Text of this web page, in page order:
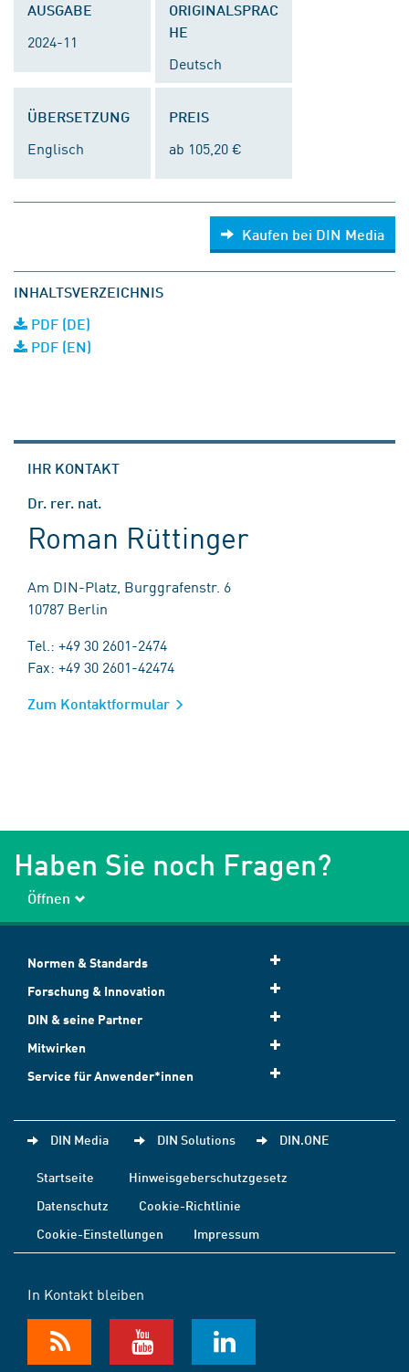
AUSGABE
2024-11
ORIGINALSPRAC
HE
Deutsch
ÜBERSETZUNG
Englisch
PREIS
ab 105,20 €
Kaufen bei DIN Media
INHALTSVERZEICHNIS
PDF (DE)
PDF (EN)
IHR KONTAKT
Dr. rer. nat.
Roman Rüttinger
Am DIN-Platz, Burggrafenstr. 6
10787 Berlin
Tel.: +49 30 2601-2474
Fax: +49 30 2601-42474
Zum Kontaktformular
Haben Sie noch Fragen?
Öffnen
Normen & Standards
Forschung & Innovation
DIN & seine Partner
Mitwirken
Service für Anwender*innen
DIN Media DIN Solutions DIN.ONE
Startseite
Hinweisgeberschutzgesetz
Datenschutz
Cookie-Richtlinie
Cookie-Einstellungen
Impressum
In Kontakt bleiben